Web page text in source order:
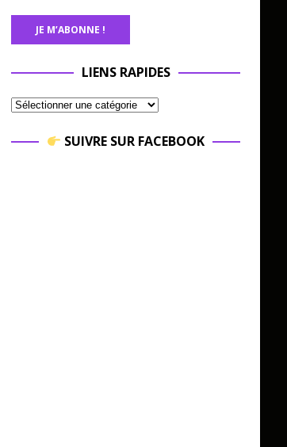
LIENS RAPIDES
SUIVRE SUR FACEBOOK